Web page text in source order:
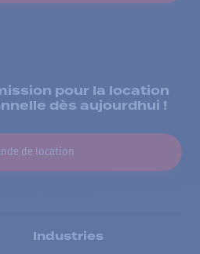
pour la location
dès aujourdhui !
de location
Industries